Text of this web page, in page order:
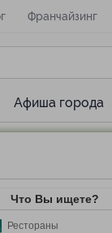
Франчайзинг
Афиша города
Что Вы ищете?
Рестораны